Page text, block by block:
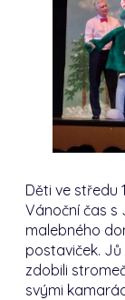
Děti ve středu
Vánoční čas s
malebného
postaviček.
zdobili
svými